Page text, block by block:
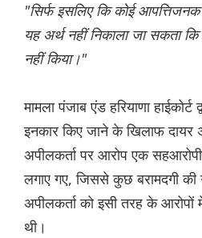
"सिर्फ इसलिए कि कोई आपत्तिजनक
यह अर्थ नहीं निकाला जा सकता
नहीं किया।"
मामला पंजाब एंड हरियाणा हाईकोर्ट
इनकार किए जाने के खिलाफ दायर
अपीलकर्ता पर आरोप एक
लगाए गए, जिससे कुछ बरामदगी
अपीलकर्ता को इसी तरह के
थी।